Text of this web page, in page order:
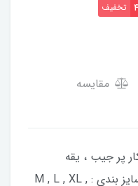
تخفیف
مقایسه
پر جیب ، یقه
دیپلمات ، در چهار رنگ مختلف. سایز بندی : M , L , XL ,